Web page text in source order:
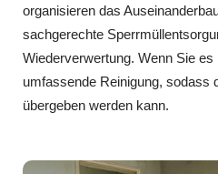
organisieren das
sachgerechte
Wiederverwertung. Wenn Sie
umfassende Reinigung, sodass
übergeben werden kann.